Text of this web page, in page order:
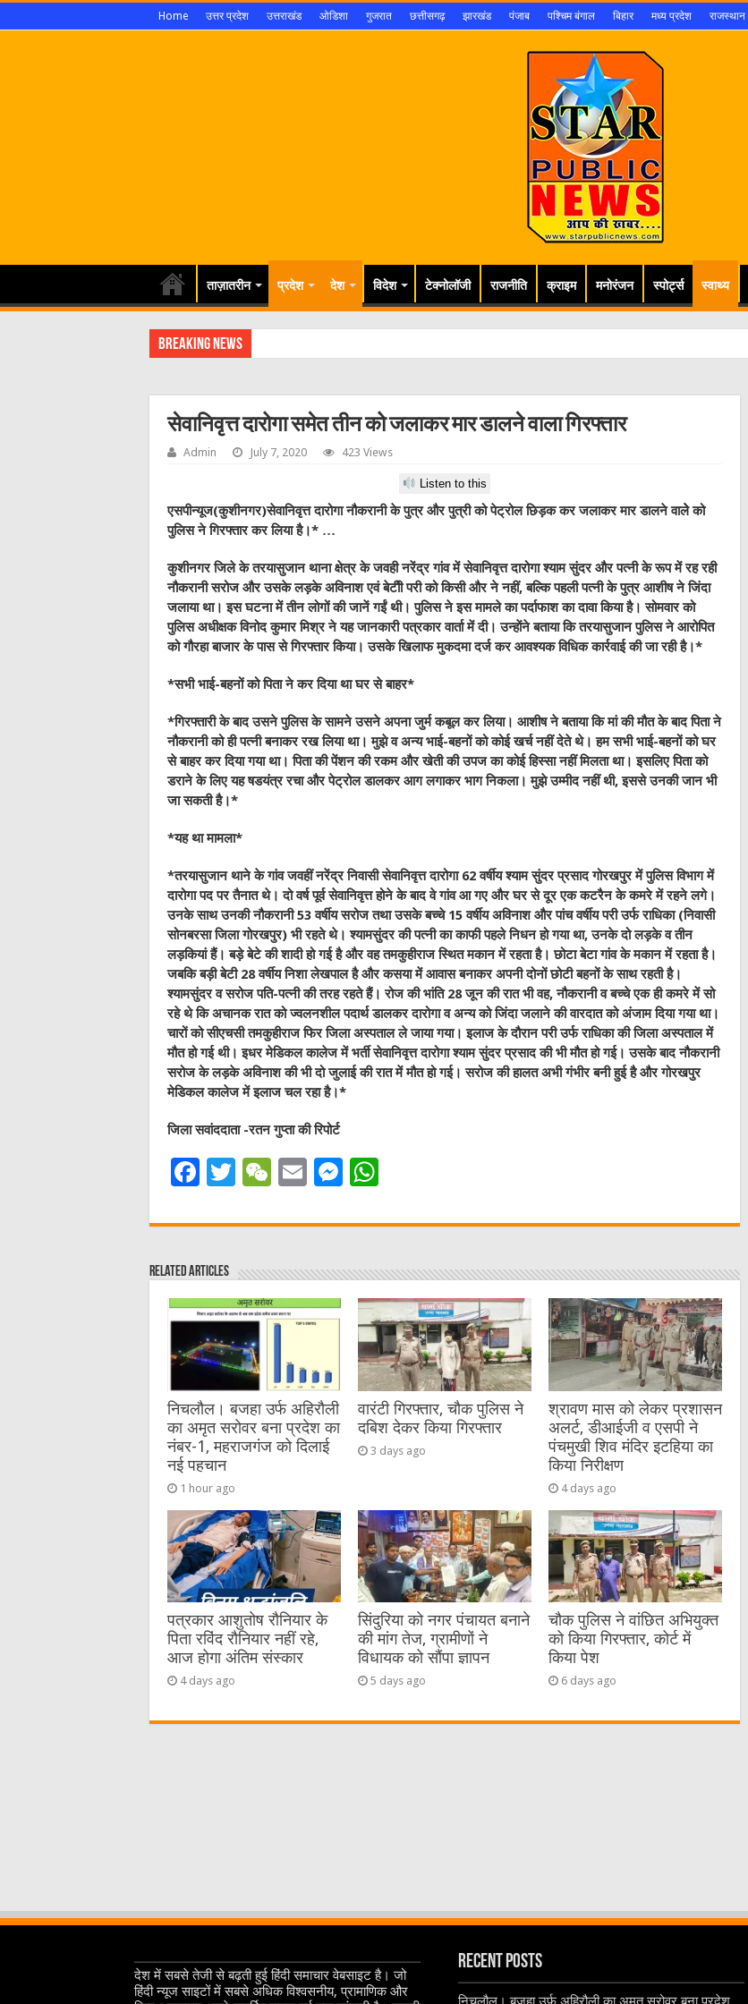
Home उत्तर प्रदेश उत्तराखंड ओडिशा गुजरात छत्तीसगढ़ झारखंड पंजाब पश्चिम बंगाल बिहार मध्य प्रदेश राजस्थान
ताज़ातरीन प्रदेश देश विदेश टेक्नोलॉजी राजनीति क्राइम मनोरंजन स्पोर्ट्स स्वाथ्य
Breaking News
सेवानिवृत्त दारोगा समेत तीन को जलाकर मार डालने वाला गिरफ्तार
Admin July 7, 2020 423 Views
Listen to this
एसपीन्यूज(कुशीनगर)सेवानिवृत्त दारोगा नौकरानी के पुत्र और पुत्री को पेट्रोल छिड़क कर जलाकर मार डालने वालेे को
पुलिस ने गिरफ्तार कर लिया है।* …
कुशीनगर जिले के तरयासुजान थाना क्षेत्र के जवही नरेंद्र गांव में सेवानिवृत्त दारोगा श्याम सुंदर और पत्नी के रूप में रह रही
नौकरानी सरोज और उसके लड़के अविनाश एवं बेटीी परी को किसी और ने नहीं, बल्कि पहली पत्नी के पुत्र आशीष ने जिंदा
जलाया था। इस घटना में तीन लोगों की जानें गईं थी। पुलिस ने इस मामले का पर्दाफाश का दावा किया है। सोमवार को
पुलिस अधीक्षक विनोद कुमार मिश्र ने यह जानकारी पत्रकार वार्ता में दी। उन्हाेंने बताया कि तरयासुजान पुलिस ने आरोपित
को गौरहा बाजार के पास से गिरफ्तार किया। उसके खिलाफ मुकदमा दर्ज कर आवश्यक विधिक कार्रवाई की जा रही है।*
*सभी भाई-बहनों को पिता ने कर दिया था घर से बाहर*
*गिरफ्तारी के बाद उसने पुलिस के सामने उसने अपना जुर्म कबूल कर लिया। आशीष ने बताया कि मां की मौत के बाद पिता ने
नौकरानी को ही पत्नी बनाकर रख लिया था। मुझे व अन्य भाई-बहनों को कोई खर्च नहीं देते थे। हम सभी भाई-बहनों को घर
से बाहर कर दिया गया था। पिता की पेंशन की रकम और खेती की उपज का कोई हिस्सा नहीं मिलता था। इसलिए पिता को
डराने के लिए यह षडयंत्र रचा और पेट्रोल डालकर आग लगाकर भाग निकला। मुझे उम्मीद नहीं थी, इससे उनकी जान भी
जा सकती है।*
*यह था मामला*
*तरयासुजान थाने के गांव जवहीं नरेंद्र निवासी सेवानिवृत्त दारोगा 62 वर्षीय श्याम सुंदर प्रसाद गोरखपुर में पुलिस विभाग में
दारोगा पद पर तैनात थे। दो वर्ष पूर्व सेवानिवृत्त होने के बाद वे गांव आ गए और घर से दूर एक कटरैन के कमरे में रहने लगे।
उनके साथ उनकी नौकरानी 53 वर्षीय सरोज तथा उसके बच्चे 15 वर्षीय अविनाश और पांच वर्षीय परी उर्फ राधिका (निवासी
सोनबरसा जिला गोरखपुर) भी रहते थे। श्यामसुंदर की पत्नी का काफी पहले निधन हो गया था, उनके दो लड़के व तीन
लड़कियां हैं। बड़े बेटे की शादी हो गई है और वह तमकुहीराज स्थित मकान में रहता है। छोटा बेटा गांव के मकान में रहता है।
जबकि बड़ी बेटी 28 वर्षीय निशा लेखपाल है और कसया में आवास बनाकर अपनी दोनों छोटी बहनों के साथ रहती है।
श्यामसुंदर व सरोज पति-पत्नी की तरह रहते हैं। रोज की भांति 28 जून की रात भी वह, नौकरानी व बच्चे एक ही कमरे में सो
रहे थे कि अचानक रात को ज्वलनशील पदार्थ डालकर दारोगा व अन्य को जिंदा जलाने की वारदात को अंजाम दिया गया था।
चारों को सीएचसी तमकुहीराज फिर जिला अस्पताल ले जाया गया। इलाज के दौरान परी उर्फ राधिका की जिला अस्पताल में
मौत हो गई थी। इधर मेडिकल कालेज में भर्ती सेवानिवृत्त दारोगा श्याम सुंदर प्रसाद की भी मौत हो गई। उसके बाद नौकरानी
सरोज के लड़के अविनाश की भी दो जुलाई की रात में मौत हो गई। सरोज की हालत अभी गंभीर बनी हुई है और गोरखपुर
मेडिकल कालेज में इलाज चल रहा है।*
जिला सवांददाता -रतन गुप्ता की रिपोर्ट
F
c
e
b
o
o
k
T
it
r
W
C
at
E
ai
M
ss
n
g
er
at
A
p
p
Related Articles
निचलौल। बजहा उर्फ अहिरौली
का अमृत सरोवर बना प्रदेश का
नंबर-1, महराजगंज को दिलाई
नई पहचान
1 hour ago
वारंटी गिरफ्तार, चौक पुलिस ने
दबिश देकर किया गिरफ्तार
3 days ago
श्रावण मास को लेकर प्रशासन
अलर्ट, डीआईजी व एसपी ने
पंचमुखी शिव मंदिर इटहिया का
किया निरीक्षण
4 days ago
पत्रकार आशुतोष रौनियार के
पिता रविंद रौनियार नहीं रहे,
आज होगा अंतिम संस्कार
4 days ago
सिंदुरिया को नगर पंचायत बनाने
की मांग तेज, ग्रामीणों ने
विधायक को सौंपा ज्ञापन
5 days ago
चौक पुलिस ने वांछित अभियुक्त
को किया गिरफ्तार, कोर्ट में
किया पेश
6 days ago
देश में सबसे तेजी से बढ़ती हुई हिंदी समाचार वेबसाइट है। जो
हिंदी न्यूज साइटों में सबसे अधिक विश्वसनीय, प्रामाणिक और
Recent Posts